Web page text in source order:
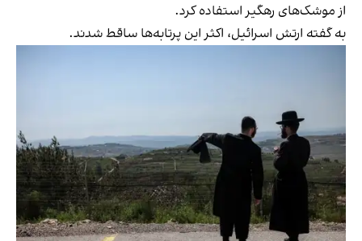
از موشک‌های رهگیر استفاده کرد.
به گفته ارتش اسرائیل، اکثر این پرتابه‌ها ساقط شدند.